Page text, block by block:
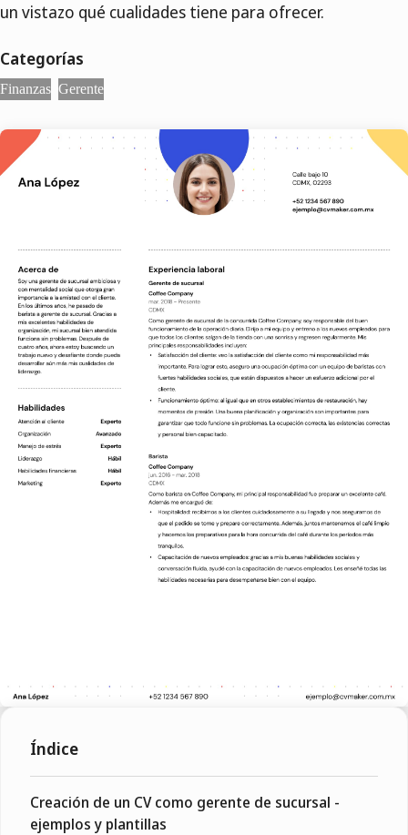
un vistazo qué cualidades tiene para ofrecer.
Categorías
Finanzas Gerente
Índice
Creación de un CV como gerente de sucursal -
ejemplos y plantillas